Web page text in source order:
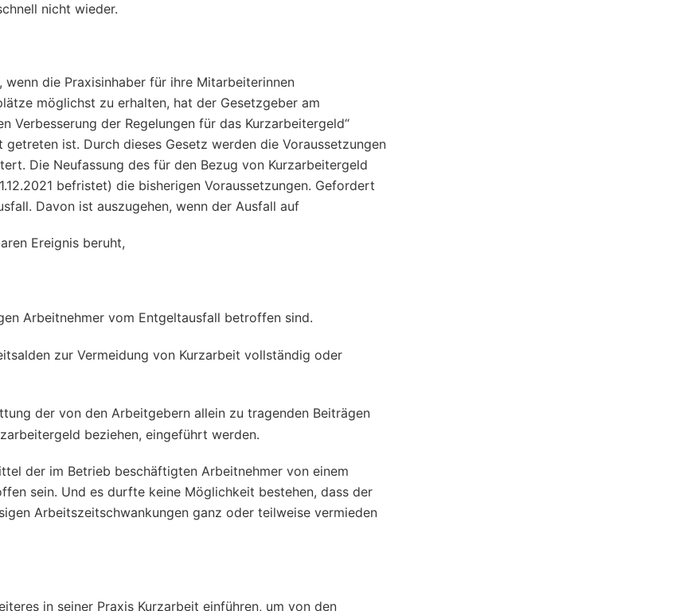
nicht wieder.
die Praxisinhaber für ihre Mitarbeiterinnen
möglichst zu erhalten, hat der Gesetzgeber am
Verbesserung der Regelungen für das Kurzarbeitergeld“
ist. Durch dieses Gesetz werden die Voraussetzungen
Die Neufassung des für den Bezug von Kurzarbeitergeld
befristet) die bisherigen Voraussetzungen. Gefordert
Davon ist auszugehen, wenn der Ausfall auf
Ereignis beruht,
Arbeitnehmer vom Entgeltausfall betroffen sind.
zur Vermeidung von Kurzarbeit vollständig oder
der von den ­Arbeitgebern allein zu tragenden Beiträgen
beziehen, eingeführt werden.
der im Betrieb beschäftigten Arbeitnehmer von einem
sein. Und es durfte keine Möglichkeit bestehen, dass der
Arbeitszeitschwankungen ganz oder teilweise vermieden
in seiner Praxis Kurzarbeit einführen, um von den